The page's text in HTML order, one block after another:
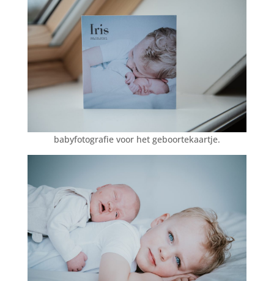
babyfotografie voor het geboortekaartje.